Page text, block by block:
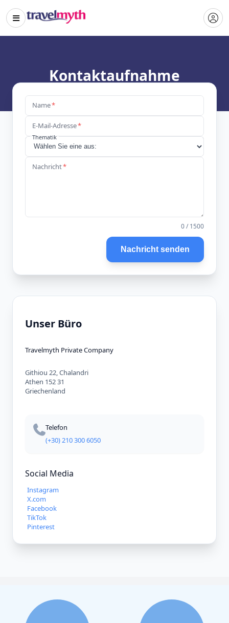
Kontaktaufnahme
Name*
E-Mail-Adresse*
Thematik
Nachricht*
0/ 1500
Nachricht senden
Unser Büro
Travelmyth Private Company
Githiou 22, Chalandri
Athen 152 31
Griechenland
Telefon
(+30) 210 300 6050
Social Media
Instagram
X.com
Facebook
TikTok
Pinterest